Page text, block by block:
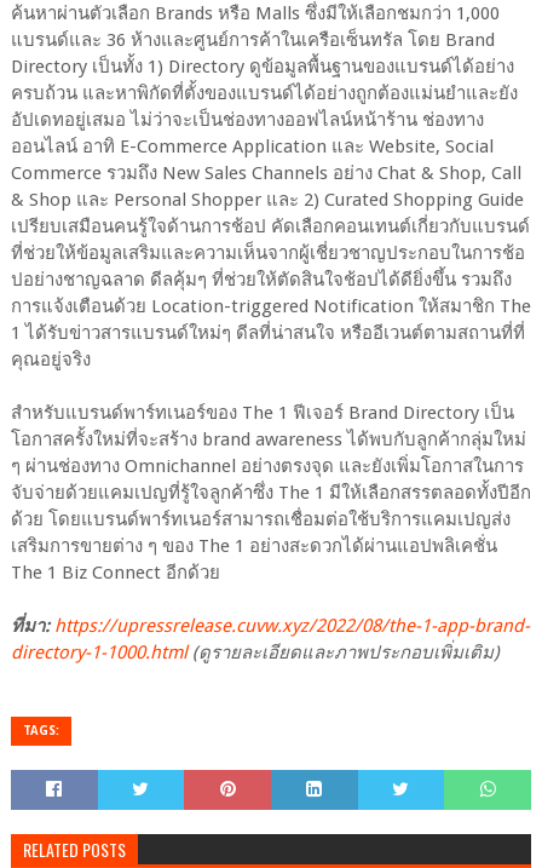
ค้นหาผ่านตัวเลือก Brands หรือ Malls ซึ่งมีให้เลือกชมกว่า 1,000
แบรนด์และ 36 ห้างและศูนย์การค้าในเครือเซ็นทรัล โดย Brand
Directory เป็นทั้ง 1) Directory ดูข้อมูลพื้นฐานของแบรนด์ได้อย่าง
ครบถ้วน และหาพิกัดที่ตั้งของแบรนด์ได้อย่างถูกต้องแม่นยำและยัง
อัปเดทอยู่เสมอ ไม่ว่าจะเป็นช่องทางออฟไลน์หน้าร้าน ช่องทาง
ออนไลน์ อาทิ E-Commerce Application และ Website, Social
Commerce รวมถึง New Sales Channels อย่าง Chat & Shop, Call
& Shop และ Personal Shopper และ 2) Curated Shopping Guide
เปรียบเสมือนคนรู้ใจด้านการช้อป คัดเลือกคอนเทนต์เกี่ยวกับแบรนด์
ที่ช่วยให้ข้อมูลเสริมและความเห็นจากผู้เชี่ยวชาญประกอบในการช้อ
ปอย่างชาญฉลาด ดีลคุ้มๆ ที่ช่วยให้ตัดสินใจช้อปได้ดียิ่งขึ้น รวมถึง
การแจ้งเตือนด้วย Location-triggered Notification ให้สมาชิก The
1 ได้รับข่าวสารแบรนด์ใหม่ๆ ดีลที่น่าสนใจ หรืออีเวนต์ตามสถานที่ที่
คุณอยู่จริง
สำหรับแบรนด์พาร์ทเนอร์ของ The 1 ฟีเจอร์ Brand Directory เป็น
โอกาสครั้งใหม่ที่จะสร้าง brand awareness ได้พบกับลูกค้ากลุ่มใหม่
ๆ ผ่านช่องทาง Omnichannel อย่างตรงจุด และยังเพิ่มโอกาสในการ
จับจ่ายด้วยแคมเปญที่รู้ใจลูกค้าซึ่ง The 1 มีให้เลือกสรรตลอดทั้งปีอีก
ด้วย โดยแบรนด์พาร์ทเนอร์สามารถเชื่อมต่อใช้บริการแคมเปญส่ง
เสริมการขายต่าง ๆ ของ The 1 อย่างสะดวกได้ผ่านแอปพลิเคชั่น
The 1 Biz Connect อีกด้วย
ที่มา: https://upressrelease.cuvw.xyz/2022/08/the-1-app-brand-
directory-1-1000.html(ดูรายละเอียดและภาพประกอบเพิ่มเติม)
TAGS:
RELATED POSTS